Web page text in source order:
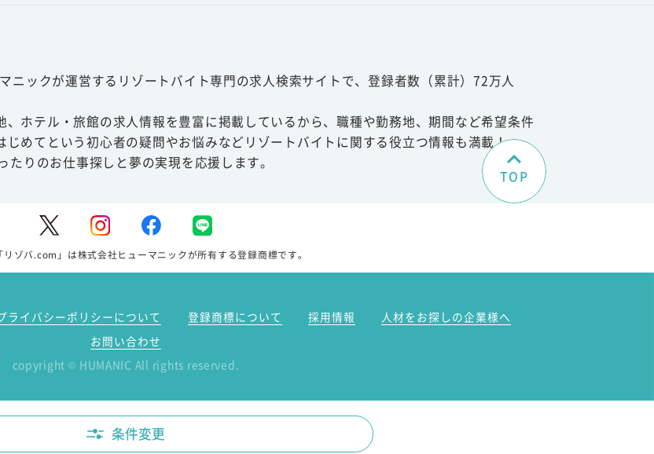
ニックが運営するリゾートバイト専門の求人検索サイトで、登録者数（累計）72万人
ホテル・旅館の求人情報を豊富に掲載しているから、職種や勤務地、期間など希望条件
めてという初心者の疑問やお悩みなどリゾートバイトに関する役立つ情報も満載！
りのお仕事探しと夢の実現を応援します。
TOP
リゾバ.com」は株式会社ヒューマニックが所有する登録商標です。
ライバシーポリシーについて 登録商標について 採用情報
人材をお探しの企業様へ
お問い合わせ
copyright © HUMANIC All rights reserved.
条件変更